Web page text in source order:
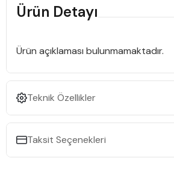
Ürün Detayı
Ürün açıklaması bulunmamaktadır.
Teknik Özellikler
Taksit Seçenekleri